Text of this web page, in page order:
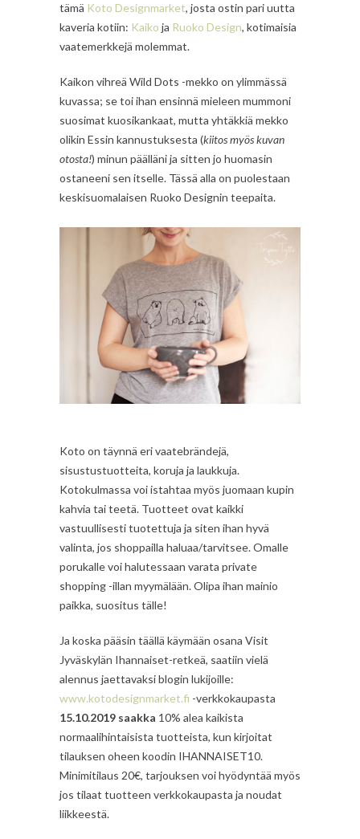
tämä Koto Designmarket, josta ostin pari uutta
kaveria kotiin: Kaiko ja Ruoko Design, kotimaisia
vaatemerkkejä molemmat.
Kaikon vihreä Wild Dots -mekko on ylimmässä
kuvassa; se toi ihan ensinnä mieleen mummoni
suosimat kuosikankaat, mutta yhtäkkiä mekko
olikin Essin kannustuksesta (kiitos myös kuvan
otosta!) minun päälläni ja sitten jo huomasin
ostaneeni sen itselle. Tässä alla on puolestaan
keskisuomalaisen Ruoko Designin teepaita.
Koto on täynnä eri vaatebrändejä,
sisustustuotteita, koruja ja laukkuja.
Kotokulmassa voi istahtaa myös juomaan kupin
kahvia tai teetä. Tuotteet ovat kaikki
vastuullisesti tuotettuja ja siten ihan hyvä
valinta, jos shoppailla haluaa/tarvitsee. Omalle
porukalle voi halutessaan varata private
shopping -illan myymälään. Olipa ihan mainio
paikka, suositus tälle!
Ja koska pääsin täällä käymään osana Visit
Jyväskylän Ihannaiset-retkeä, saatiin vielä
alennus jaettavaksi blogin lukijoille:
www.kotodesignmarket.fi -verkkokaupasta
15.10.2019 saakka 10% alea kaikista
normaalihintaisista tuotteista, kun kirjoitat
tilauksen oheen koodin IHANNAISET10.
Minimitilaus 20€, tarjouksen voi hyödyntää myös
jos tilaat tuotteen verkkokaupasta ja noudat
liikkeestä.